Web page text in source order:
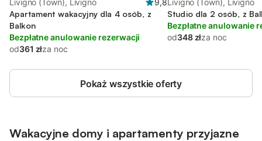
Livigno (Town), Livigno
9,8
Apartament wakacyjny dla 4 osób, z
Balkon
Bezpłatne anulowanie rezerwacji
od361 złza noc
Livigno (Town), Livigno
Studio dla 2 osób, z
Bezpłatne anulowanie
od348 złza noc
Pokaż wszystkie oferty
Wakacyjne domy i apartamenty przyjazne